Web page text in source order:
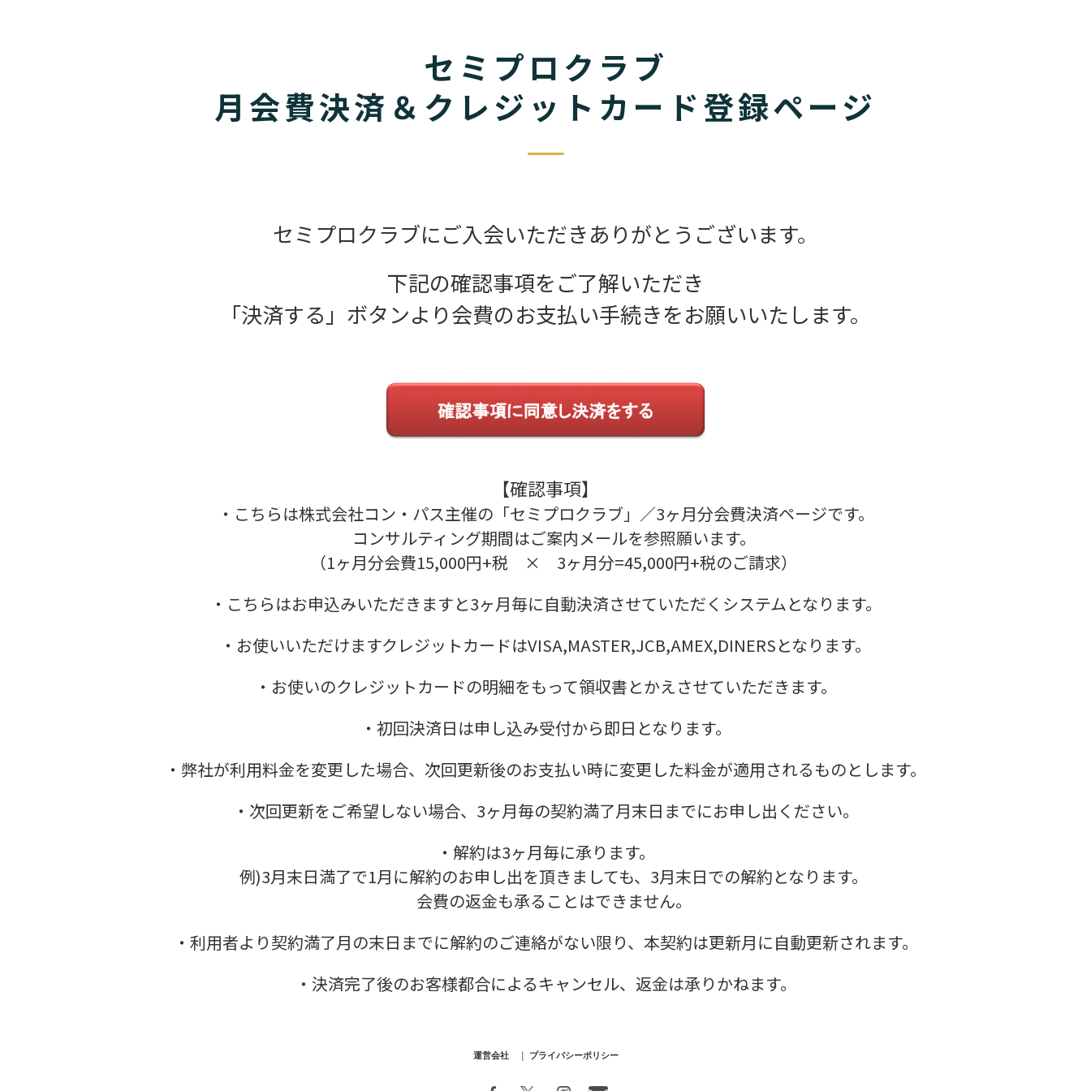
セミプロクラブ
月会費決済＆クレジットカード登録ページ
セミプロクラブにご入会いただきありがとうございます。
下記の確認事項をご了解いただき
「決済する」ボタンより会費のお支払い手続きをお願いいたします。
【確認事項】
・こちらは株式会社コン・パス主催の「セミプロクラブ」／3ヶ月分会費決済ページです。
コンサルティング期間はご案内メールを参照願います。
（1ヶ月分会費15,000円+税 × 3ヶ月分=45,000円+税のご請求）
・こちらはお申込みいただきますと3ヶ月毎に自動決済させていただくシステムとなります。
・お使いいただけますクレジットカードはVISA,MASTER,JCB,AMEX,DINERSとなります。
・お使いのクレジットカードの明細をもって領収書とかえさせていただきます。
・初回決済日は申し込み受付から即日となります。
・弊社が利用料金を変更した場合、次回更新後のお支払い時に変更した料金が適用されるものとします。
・次回更新をご希望しない場合、3ヶ月毎の契約満了月末日までにお申し出ください。
・解約は3ヶ月毎に承ります。
例)3月末日満了で1月に解約のお申し出を頂きましても、3月末日での解約となります。
会費の返金も承ることはできません。
・利用者より契約満了月の末日までに解約のご連絡がない限り、本契約は更新月に自動更新されます。
・決済完了後のお客様都合によるキャンセル、返金は承りかねます。
運営会社｜ プライバシーポリシー